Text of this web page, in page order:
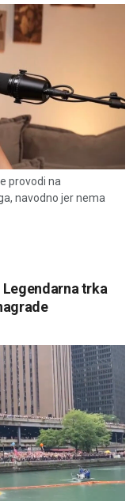
provodi na
navodno jer nema
trka